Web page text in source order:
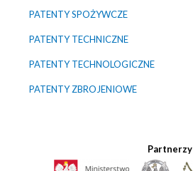
PATENTY SPOŻYWCZE
PATENTY TECHNICZNE
PATENTY TECHNOLOGICZNE
PATENTY ZBROJENIOWE
Partnerzy